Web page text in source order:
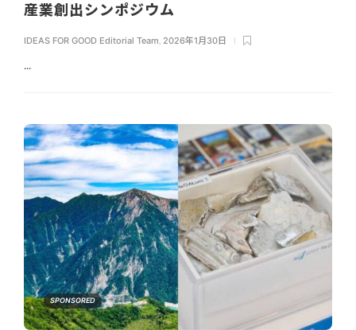
産業創出シンポジウム
IDEAS FOR GOOD Editorial Team 2026年1月30日
...
SPONSORED